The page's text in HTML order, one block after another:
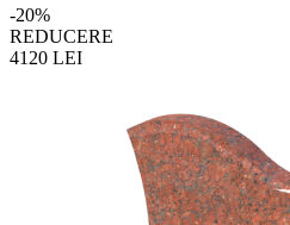
-20%
REDUCERE
4120 LEI